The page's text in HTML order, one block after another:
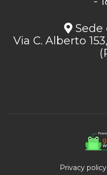
Sede
Via C. Alberto
Privacy policy